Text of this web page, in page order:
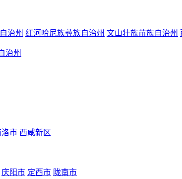
治州 红河哈尼族彝族自治州 文山壮族苗族自治州
治州
洛市 西咸新区
庆阳市 定西市 陇南市